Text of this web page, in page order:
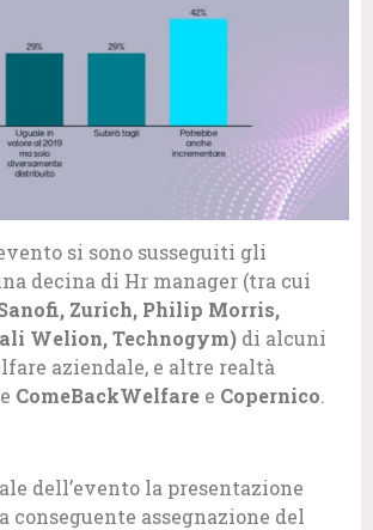
si sono susseguiti gli
decina di Hr manager (tra cui
Zurich, Philip Morris,
Welion, Technogym) di alcuni
aziendale, e altre realtà
ComeBackWelfare e Copernico.
dell’evento la presentazione
conseguente assegnazione del